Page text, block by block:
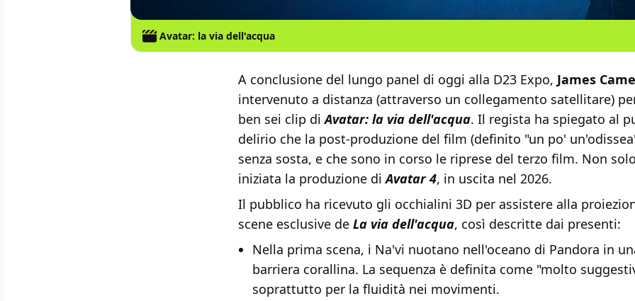
Avatar: la via dell'acqua
A conclusione del lungo panel di oggi alla D23 Expo, James
intervenuto a distanza (attraverso un collegamento satellitare)
ben sei clip diAvatar: la via dell'acqua. Il regista ha spiegato al
delirio che la post-produzione del film (definito "un po'
senza sosta, e che sono in corso le riprese del terzo film. Non
iniziata la produzione diAvatar 4, in uscita nel 2026.
Il pubblico ha ricevuto gli occhialini 3D per assistere alla
scene esclusive de La via dell'acqua, così descritte dai presenti:
Nella prima scena, i Na'vi nuotano nell'oceano di Pandora in
barriera corallina. La sequenza è definita come "molto
soprattutto per la fluidità nei movimenti.